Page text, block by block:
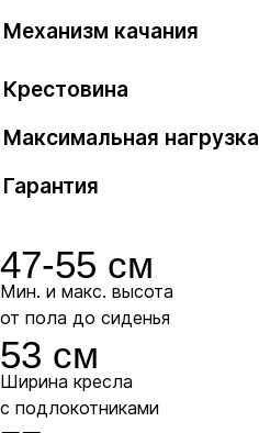
Механизм качания
Крестовина
Максимальная нагрузка
Гарантия
47-55 см
Мин. и макс. высота
от пола до сиденья
53 см
Ширина кресла
с подлокотниками